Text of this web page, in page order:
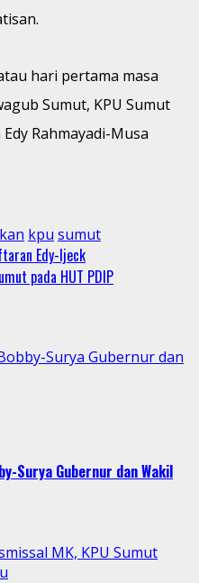
hari pertama masa
Sumut, KPU Sumut
Rahmayadi-Musa
kpu sumut
Edy-Ijeck
pada HUT PDIP
Surya Gubernur dan
Surya Gubernur dan Wakil
MK, KPU Sumut